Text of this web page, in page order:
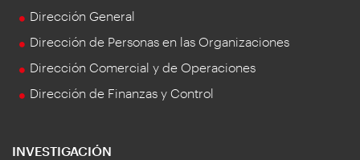
Dirección General
Dirección de Personas en las Organizaciones
Dirección Comercial y de Operaciones
Dirección de Finanzas y Control
INVESTIGACIÓN